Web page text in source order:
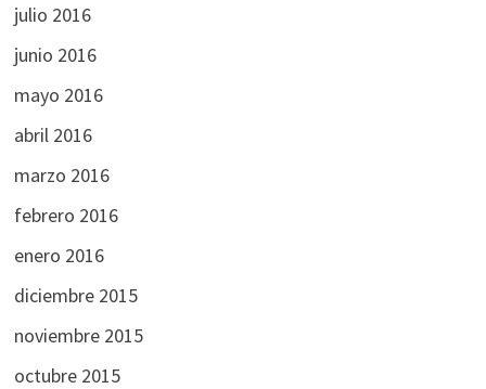
julio 2016
junio 2016
mayo 2016
abril 2016
marzo 2016
febrero 2016
enero 2016
diciembre 2015
noviembre 2015
octubre 2015